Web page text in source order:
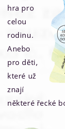
hra pro
celou
rodinu.
Anebo
pro děti,
které už
znají
některé řecké